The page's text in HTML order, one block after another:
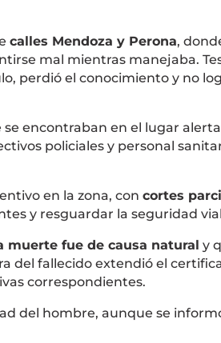
calles Mendoza y Perona,
mal mientras manejaba.
perdió el conocimiento y no
encontraban en el lugar
policiales y personal
en la zona, con cortes
y resguardar la seguridad
muerte fue de causa natural y
del fallecido extendió el
correspondientes.
del hombre, aunque se